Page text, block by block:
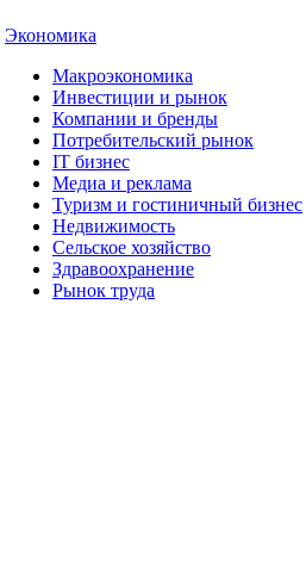
Экономика
Макроэкономика
Инвестиции и рынок
Компании и бренды
Потребительский рынок
IT бизнес
Медиа и реклама
Туризм и гостиничный бизнес
Недвижимость
Сельское хозяйство
Здравоохранение
Рынок труда